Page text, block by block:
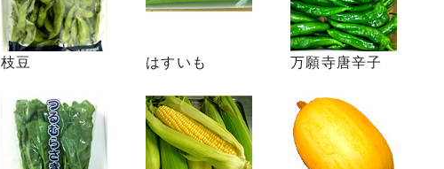
枝豆 はすいも 万願寺唐辛子